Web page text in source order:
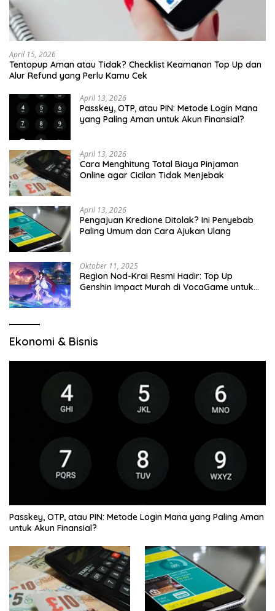
April 15, 2026
Tentopup Aman atau Tidak? Checklist Keamanan Top Up dan
Alur Refund yang Perlu Kamu Cek
April 13, 2026
Passkey, OTP, atau PIN: Metode Login Mana
yang Paling Aman untuk Akun Finansial?
April 13, 2026
Cara Menghitung Total Biaya Pinjaman
Online agar Cicilan Tidak Menjebak
April 13, 2026
Pengajuan Kredione Ditolak? Ini Penyebab
Paling Umum dan Cara Ajukan Ulang
Oktober 11, 2025
Region Nod-Krai Resmi Hadir: Top Up
Genshin Impact Murah di VocaGame untuk
Ekonomi & Bisnis
Passkey, OTP, atau PIN: Metode Login Mana yang Paling Aman
untuk Akun Finansial?